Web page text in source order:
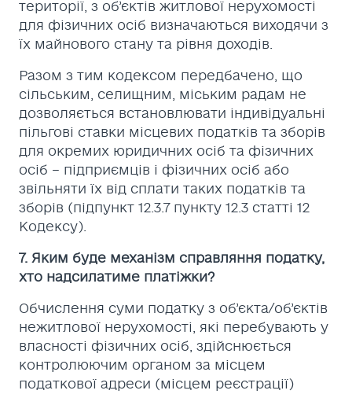
території, з об’єктів житлової нерухомості
для фізичних осіб визначаються виходячи з
їх майнового стану та рівня доходів.
Разом з тим кодексом передбачено, що
сільським, селищним, міським радам не
дозволяється встановлювати індивідуальні
пільгові ставки місцевих податків та зборів
для окремих юридичних осіб та фізичних
осіб – підприємців і фізичних осіб або
звільняти їх від сплати таких податків та
зборів (підпункт 12.3.7 пункту 12.3 статті 12
Кодексу).
7. Яким буде механізм справляння податку,
хто надсилатиме платіжки?
Обчислення суми податку з об’єкта/об’єктів
нежитлової нерухомості, які перебувають у
власності фізичних осіб, здійснюється
контролюючим органом за місцем
податкової адреси (місцем реєстрації)